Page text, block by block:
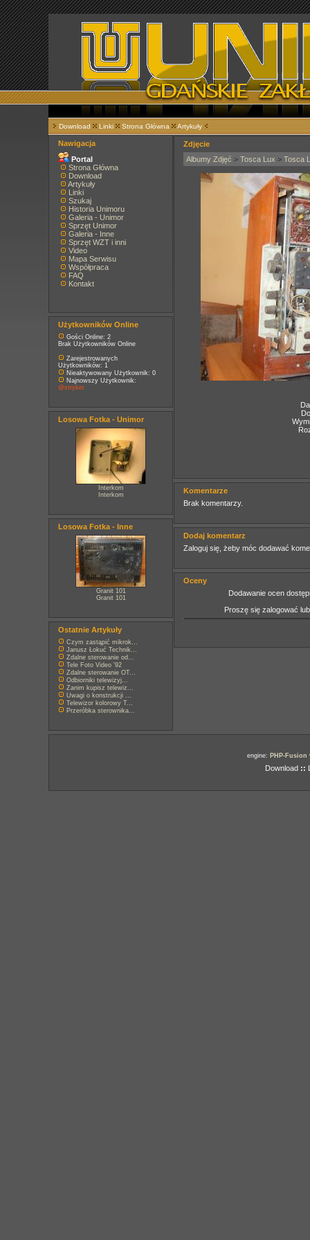
Download Linki Strona Główna Artykuły
Nawigacja
Portal
Strona Główna
Download
Artykuły
Linki
Szukaj
Historia Unimoru
Galeria - Unimor
Sprzęt Unimor
Galeria - Inne
Sprzęt WZT i inni
Video
Mapa Serwisu
Współpraca
FAQ
Kontakt
Użytkowników Online
Gości Online: 2
Brak Użytkowników Online
Zarejestrowanych
Użytkowników: 1
Nieaktywowany Użytkownik: 0
Najnowszy Użytkownik:
@stryker
Losowa Fotka - Unimor
Interkom
Interkom
Losowa Fotka - Inne
Granit 101
Granit 101
Ostatnie Artykuły
Czym zastąpić mikrok...
Janusz Łokuć Technik...
Zdalne sterowanie od...
Tele Foto Video '92
Zdalne sterowanie OT...
Odbiorniki telewizyj...
Zanim kupisz telewiz...
Uwagi o konstrukcji ...
Telewizor kolorowy T...
Przeróbka sterownika...
Zdjęcie
Albumy Zdjęć > Tosca Lux > Tosca
Komentarze
Brak komentarzy.
Dodaj komentarz
Zaloguj się, żeby móc dodawać
Oceny
Dodawanie ocen
Proszę się zalogować
engine: PHP-Fusion
Download ::